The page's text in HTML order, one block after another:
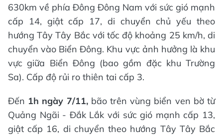
630km về phía Đông Đông Nam với sức gió mạnh
cấp 14, giật cấp 17, di chuyển chủ yếu theo
hướng Tây Tây Bắc với tốc độ khoảng 25 km/h, di
chuyển vào Biển Đông. Khu vực ảnh hưởng là khu
vực giữa Biển Đông (bao gồm đặc khu Trường
Sa). Cấp độ rủi ro thiên tai cấp 3.
Đến 1h ngày 7/11,bão trên vùng biển ven bờ từ
Quảng Ngãi - Đắk Lắk với sức gió mạnh cấp 13,
giật cấp 16, di chuyển theo hướng Tây Tây Bắc